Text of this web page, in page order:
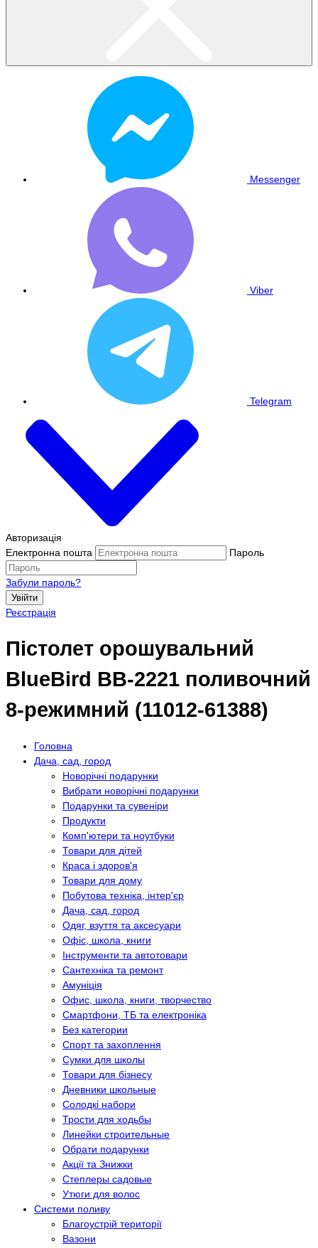
Messenger
Viber
Telegram
Авторизація
Електронна пошта
Пароль
Забули пароль?
Увійти
Реєстрація
Пістолет орошувальний
BlueBird BB-2221 поливочний
8-режимний (11012-61388)
Головна
Дача, сад, город
Новорічні подарунки
Вибрати новорічні подарунки
Подарунки та сувеніри
Продукти
Комп'ютери та ноутбуки
Товари для дітей
Краса і здоров'я
Товари для дому
Побутова техніка, інтер'єр
Дача, сад, город
Одяг, взуття та аксесуари
Офіс, школа, книги
Інструменти та автотовари
Сантехніка та ремонт
Амуніція
Офис, школа, книги, творчество
Смартфони, ТБ та електроніка
Без категории
Спорт та захоплення
Сумки для школы
Товари для бізнесу
Дневники школьные
Солодкі набори
Трости для ходьбы
Линейки строительные
Обрати подарунки
Акції та Знижки
Степлеры садовые
Утюги для волос
Системи поливу
Благоустрій території
Вазони